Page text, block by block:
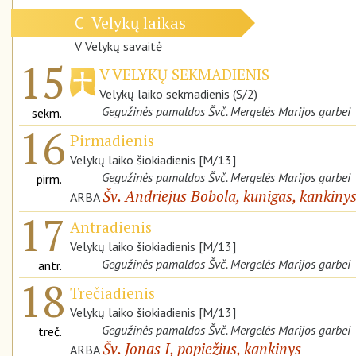
C Velykų laikas
V Velykų savaitė
15
sekm.
V VELYKŲ SEKMADIENIS
Velykų laiko sekmadienis (S/2)
Gegužinės pamaldos Švč. Mergelės Marijos garbei
16
pirm.
Pirmadienis
Velykų laiko šiokiadienis [M/13]
Gegužinės pamaldos Švč. Mergelės Marijos garbei
ARBAŠv. Andriejus Bobola, kunigas, kankinys
17
antr.
Antradienis
Velykų laiko šiokiadienis [M/13]
Gegužinės pamaldos Švč. Mergelės Marijos garbei
18
treč.
Trečiadienis
Velykų laiko šiokiadienis [M/13]
Gegužinės pamaldos Švč. Mergelės Marijos garbei
ARBAŠv. Jonas I, popiežius, kankinys